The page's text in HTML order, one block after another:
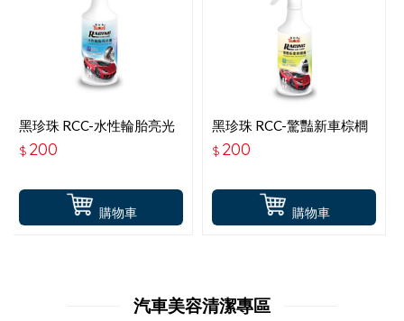
購物車
黑珍珠 RCC-水性輪胎亮光
蠟 600ML
$ 200
購物車
黑珍珠 RCC-驚豔新車棕櫚
蠟 600ML
$ 200
汽車美容清潔專區